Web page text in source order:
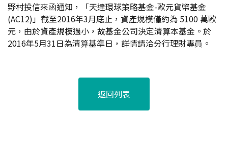
野村投信來函通知，「天達環球策略基金-歐元貨幣基金
(AC12)」截至2016年3月底止，資產規模僅約為 5100 萬歐
元，由於資產規模過小，故基金公司決定清算本基金。於
2016年5月31日為清算基準日，詳情請洽分行理財專員。
返回列表